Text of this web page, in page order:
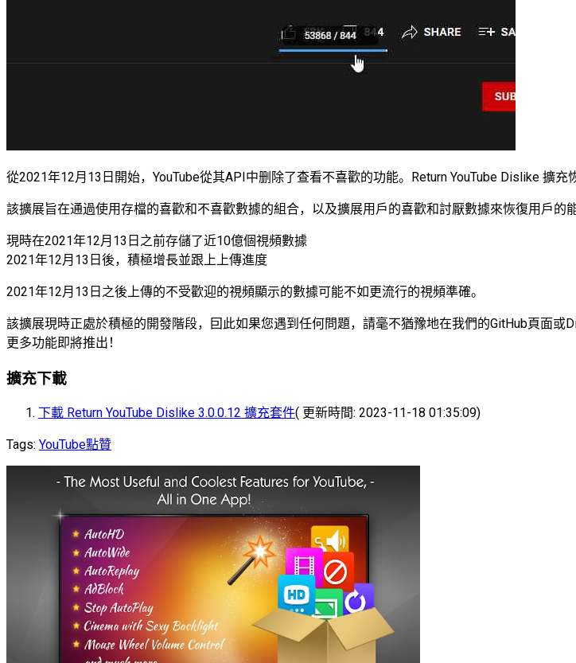
從2021年12月13日開始，YouTube從其API中删除了查看不喜歡的功能。Return YouTube Dislike 擴
該擴展旨在通過使用存檔的喜歡和不喜歡數據的組合，以及擴展用戶的喜歡和討厭數據來恢復用戶的
現時在2021年12月13日之前存儲了近10億個視頻數據
2021年12月13日後，積極增長並跟上上傳進度
2021年12月13日之後上傳的不受歡迎的視頻顯示的數據可能不如更流行的視頻準確。
該擴展現時正處於積極的開發階段，囙此如果您遇到任何問題，請毫不猶豫地在我們的GitHub頁面或
更多功能即將推出！
擴充下載
下載 Return YouTube Dislike 3.0.0.12 擴充套件( 更新時間: 2023-11-18 01:35:09)
Tags: YouTube點贊